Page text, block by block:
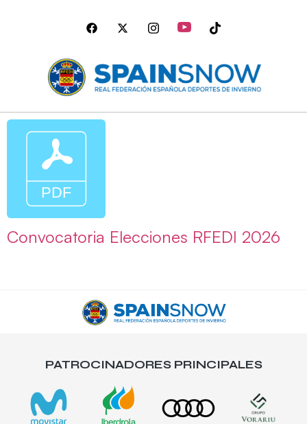
Convocatoria Elecciones RFEDI 2026
PATROCINADORES PRINCIPALES